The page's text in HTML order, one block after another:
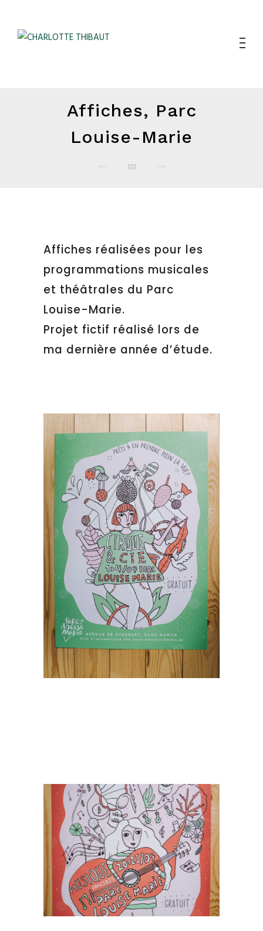
Affiches, Parc
Louise-Marie
Affiches réalisées pour les
programmations musicales
et théâtrales du Parc
Louise-Marie.
Projet fictif réalisé lors de
ma dernière année d’étude.